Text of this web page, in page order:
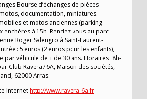
Bourse d’échanges de pièces
documentation, miniatures.
et motos anciennes (parking
enchères à 15h. Rendez-vous au parc
Roger Salengro à Saint-Laurent-
: 5 euros (2 euros pour les enfants),
par véhicule de + de 30 ans. Horaires : 8h-
Club Ravera / 6A, Maison des sociétés,
62000 Arras.
Internethttp://www.ravera-6a.fr